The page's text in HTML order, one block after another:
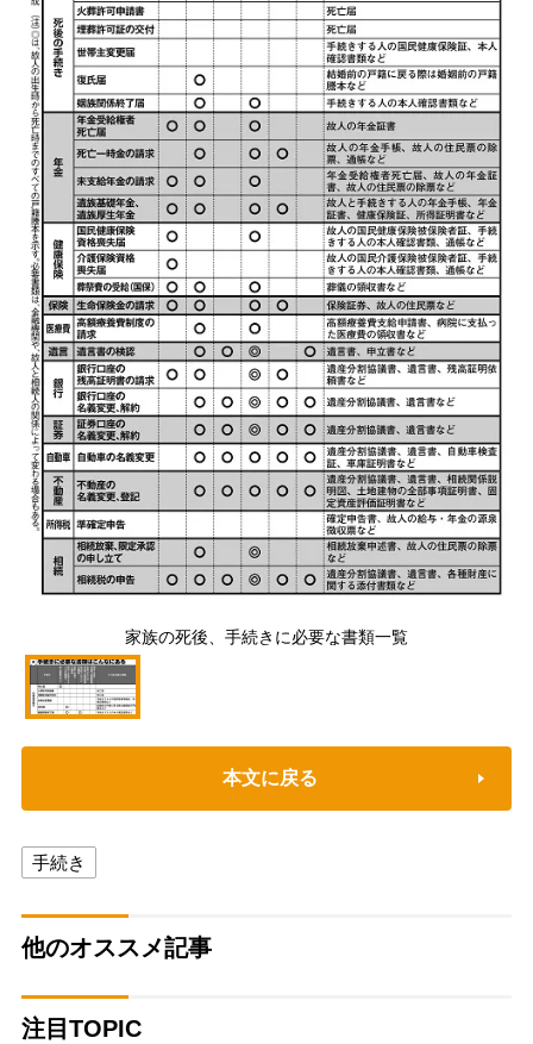
家族の死後、手続きに必要な書類一覧
本文に戻る
手続き
他のオススメ記事
注目TOPIC